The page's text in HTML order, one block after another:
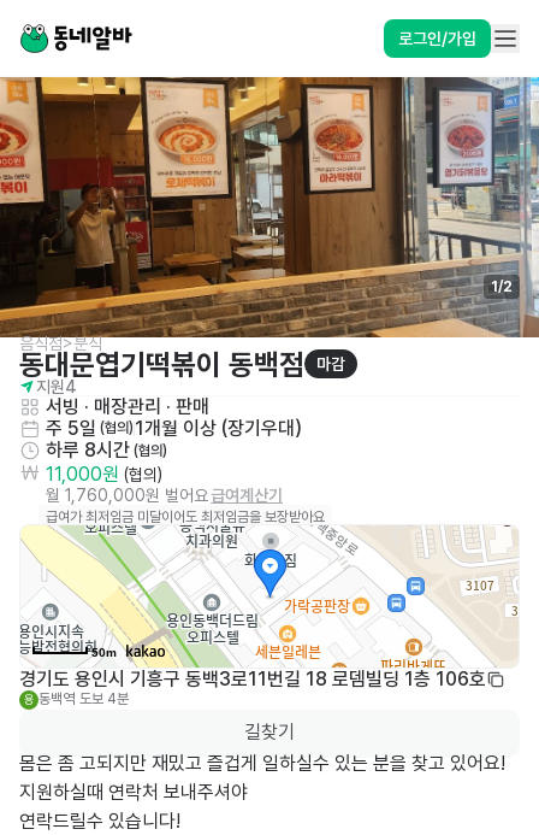
로그인/가입
1/2
음식점>분식
동대문엽기떡볶이 동백점
마감
지원4
서빙 · 매장관리 · 판매
주 5일 (협의) 1개월 이상 (장기우대)
하루 8시간 (협의)
11,000원 (협의)
월 1,760,000원 벌어요급여계산기
급여가 최저임금 미달이어도 최저임금을 보장받아요
50m
경기도 용인시 기흥구 동백3로11번길 18 로뎀빌딩 1층 106호
용 동백역 도보 4분
길찾기
몸은 좀 고되지만 재밌고 즐겁게 일하실수 있는 분을 찾고 있어요!
지원하실때 연락처 보내주셔야
연락드릴수 있습니다!